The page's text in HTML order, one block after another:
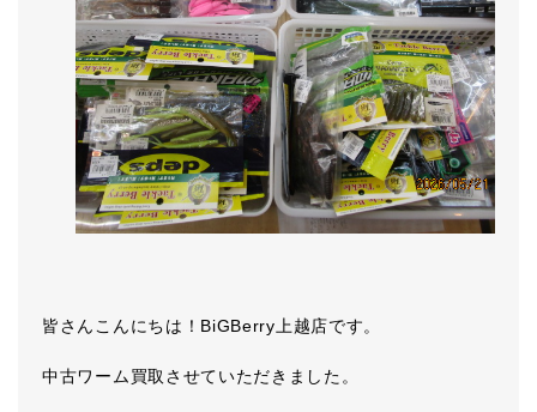
皆さんこんにちは！BiGBerry上越店です。
中古ワーム買取させていただきました。